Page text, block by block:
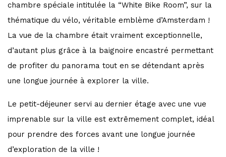
chambre spéciale intitulée la “White Bike Room”, sur la
thématique du vélo, véritable emblème d’Amsterdam !
La vue de la chambre était vraiment exceptionnelle,
d’autant plus grâce à la baignoire encastré permettant
de profiter du panorama tout en se détendant après
une longue journée à explorer la ville.
Le petit-déjeuner servi au dernier étage avec une vue
imprenable sur la ville est extrêmement complet, idéal
pour prendre des forces avant une longue journée
d’exploration de la ville !